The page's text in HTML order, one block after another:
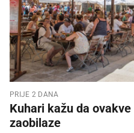
PRIJE 2 DANA
Kuhari kažu da
zaobilaze